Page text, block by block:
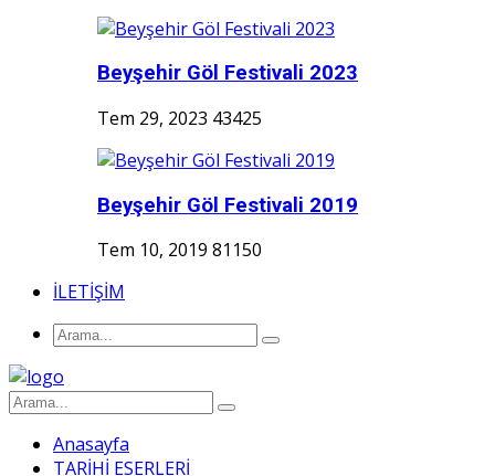
Beyşehir Göl Festivali 2023
Tem 29, 2023 43425
Beyşehir Göl Festivali 2019
Tem 10, 2019 81150
İLETİŞİM
Anasayfa
TARİHİ ESERLERİ